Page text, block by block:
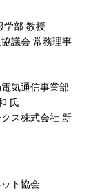
学部 教授
議会 常務理事
気通信事業部
氏
ス株式会社 新
ト協会